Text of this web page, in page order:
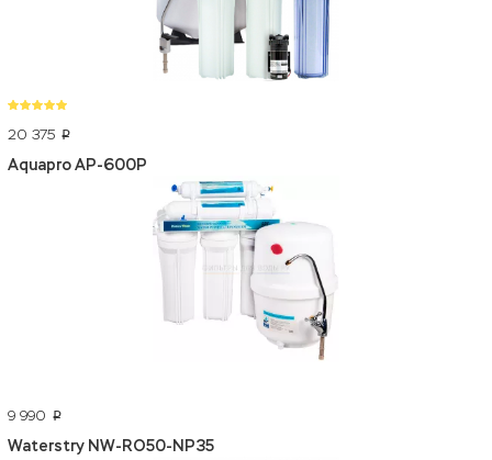
20 375 p
Aquapro AP-600P
9 990 p
Waterstry NW-RO50-NP35